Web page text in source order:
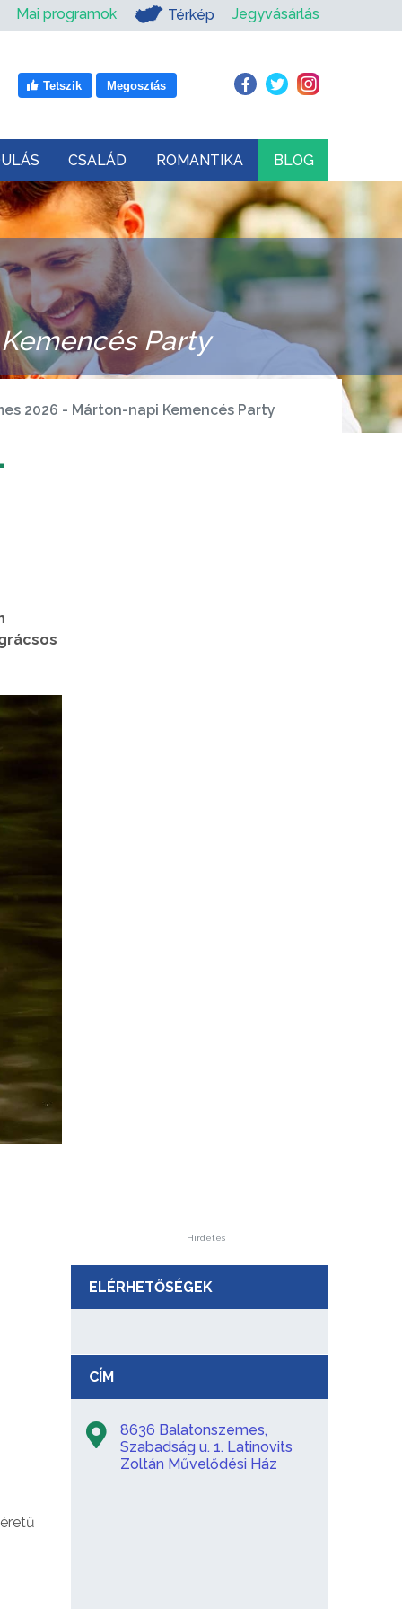
Mai programok Térkép Jegyvásárlás
Tetszik Megosztás
CSALÁD ROMANTIKA BLOG
Party
2026 - Márton-napi Kemencés Party
Hirdetés
ELÉRHETŐSÉGEK
CÍM
8636 Balatonszemes,
Szabadság u. 1. Latinovits
Zoltán Művelődési Ház